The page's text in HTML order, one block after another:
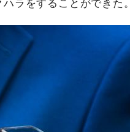
ラをすることができた。